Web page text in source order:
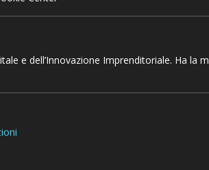
e dell’Innovazione Imprenditoriale. Ha la